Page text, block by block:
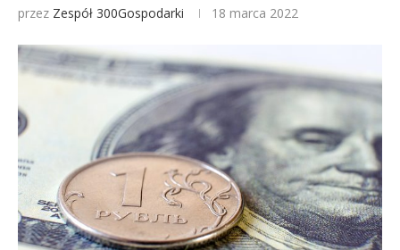
przez Zespół 300Gospodarki 18 marca 2022